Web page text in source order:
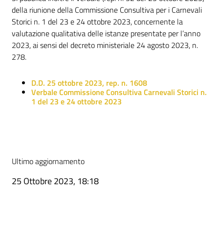
della riunione della Commissione Consultiva per i Carnevali
Storici n. 1 del 23 e 24 ottobre 2023, concernente la
valutazione qualitativa delle istanze presentate per l’anno
2023, ai sensi del decreto ministeriale 24 agosto 2023, n.
278.
D.D. 25 ottobre 2023, rep. n. 1608
Verbale Commissione Consultiva Carnevali Storici n.
1 del 23 e 24 ottobre 2023
Ultimo aggiornamento
25 Ottobre 2023, 18:18